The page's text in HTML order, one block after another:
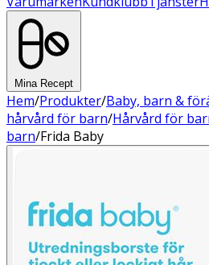
Mina Recept
Hem/Produkter/Baby, barn &
hårvård för barn/Hårvård för
barn/Frida Baby